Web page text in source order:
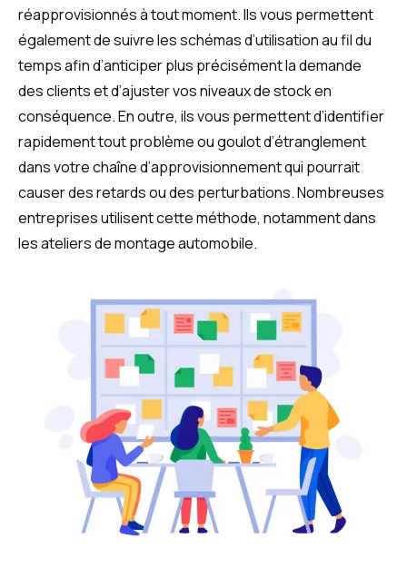
réapprovisionnés à tout moment. Ils vous permettent
également de suivre les schémas d’utilisation au fil du
temps afin d’anticiper plus précisément la demande
des clients et d’ajuster vos niveaux de stock en
conséquence. En outre, ils vous permettent d’identifier
rapidement tout problème ou goulot d’étranglement
dans votre chaîne d’approvisionnement qui pourrait
causer des retards ou des perturbations. Nombreuses
entreprises utilisent cette méthode, notamment dans
les ateliers de montage automobile.